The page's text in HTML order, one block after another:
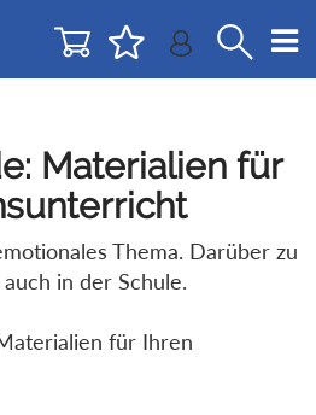
Materialien für
Thema. Darüber zu
in der Schule.
für Ihren